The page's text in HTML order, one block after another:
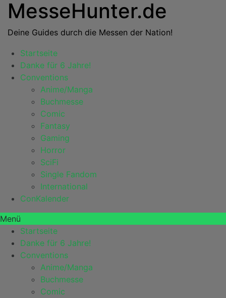
MesseHunter.de
Deine Guides durch die Messen der Nation!
Startseite
Danke für 6 Jahre!
Conventions
Anime/Manga
Buchmesse
Comic
Fantasy
Gaming
Horror
SciFi
Single Fandom
International
ConKalender
Menü
Startseite
Danke für 6 Jahre!
Conventions
Anime/Manga
Buchmesse
Comic